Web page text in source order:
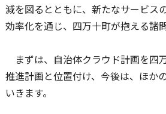
減を図るとともに、新たなサービス
効率化を通じ、四万十町が抱える諸
まずは、自治体クラウド計画を四
推進計画と位置付け、今後は、ほか
いきます。